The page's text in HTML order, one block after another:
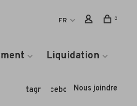
FR 0
Liquidation
InstagramFacebookNous joindre